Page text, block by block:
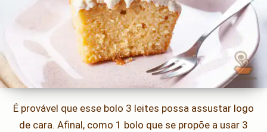
É provável que esse bolo 3 leites possa assustar logo
de cara. Afinal, como 1 bolo que se propõe a usar 3